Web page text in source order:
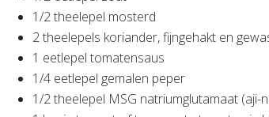
1/2 theelepel mosterd
2 theelepels koriander, fijngehakt en
1 eetlepel tomatensaus
1/4 eetlepel gemalen peper
1/2 theelepel MSG natriumglutamaat (aji-